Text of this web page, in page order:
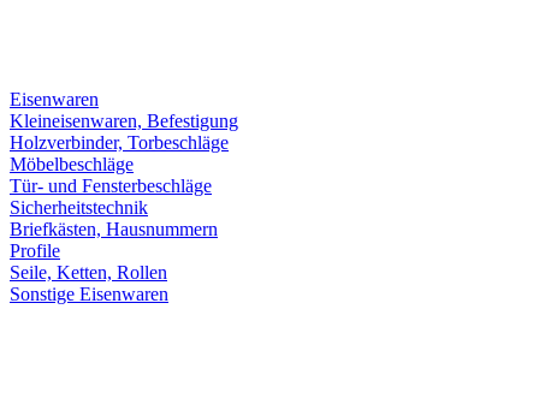
Eisenwaren
Kleineisenwaren, Befestigung
Holzverbinder, Torbeschläge
Möbelbeschläge
Tür- und Fensterbeschläge
Sicherheitstechnik
Briefkästen, Hausnummern
Profile
Seile, Ketten, Rollen
Sonstige Eisenwaren